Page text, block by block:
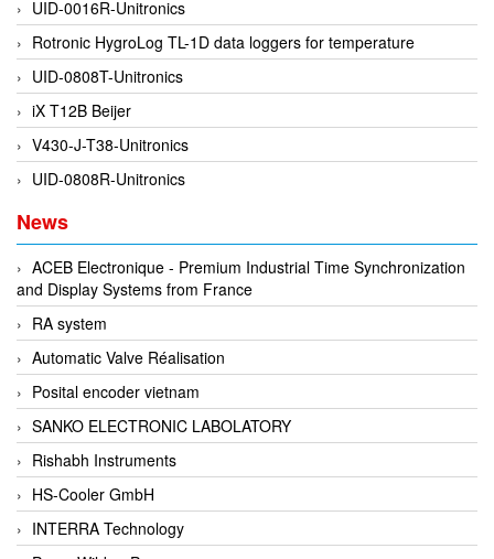
DSTI
DUCATI
Duclean
Dukin Besko
Dunkermotoren
Durag
Dwyer
Dynisco
E+E ELEKTRONIK
E+H
E2S
Earthtech
Eaton
EBMPAPST
ECKERLE
UID-0016R-Unitronics
Rotronic HygroLog TL-1D data loggers for temperature
UID-0808T-Unitronics
iX T12B Beijer
V430-J-T38-Unitronics
UID-0808R-Unitronics
News
ACEB Electronique - Premium Industrial Time Synchronization
and Display Systems from France
RA system
Automatic Valve Réalisation
Posital encoder vietnam
SANKO ELECTRONIC LABOLATORY
Rishabh Instruments
HS-Cooler GmbH
INTERRA Technology